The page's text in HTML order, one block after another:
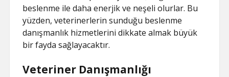
beslenme ile daha enerjik ve neşeli olurlar. Bu
yüzden, veterinerlerin sunduğu beslenme
danışmanlık hizmetlerini dikkate almak büyük
bir fayda sağlayacaktır.
Veteriner Danışmanlığı